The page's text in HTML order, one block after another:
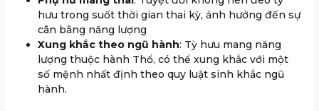
hưu trong suốt thời gian thai kỳ, ảnh hưởng đến sự
cân bằng năng lượng
Xung khắc theo ngũ hành: Tỳ hưu mang năng
lượng thuộc hành Thổ, có thể xung khắc với một
số mệnh nhất định theo quy luật sinh khắc ngũ
hành.